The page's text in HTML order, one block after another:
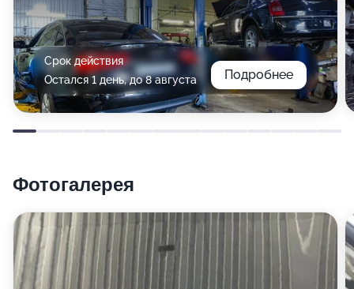
Срок действия
Остался 1 день, до 8 августа
Подробнее
Фотогалерея